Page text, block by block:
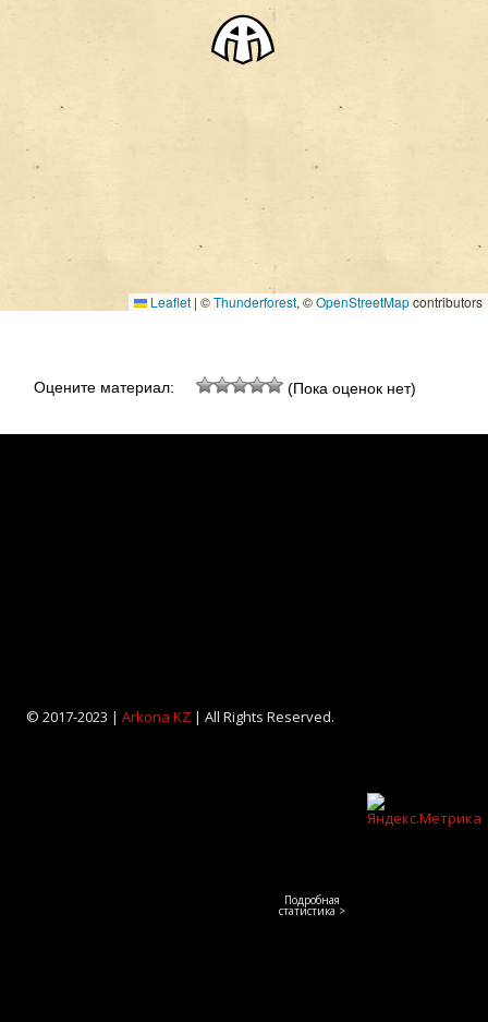
Leaflet | ©Thunderforest, ©OpenStreetMapcontributors
Оцените материал: (Пока оценок нет)
© 2017-2023 | Arkona KZ| All Rights Reserved.
Подробная
статистика >